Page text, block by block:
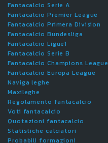
Fantacalcio Serie A
Fantacalcio Premier League
Fantacalcio Primera Division
Fantacalcio Bundesliga
Fantacalcio Ligue1
Fantacalcio Serie B
Fantacalcio Champions League
Fantacalcio Europa League
Naviga leghe
Maxileghe
Regolamento fantacalcio
Voti fantacalcio
Quotazioni fantacalcio
Statistiche calciatori
Probabili formazioni